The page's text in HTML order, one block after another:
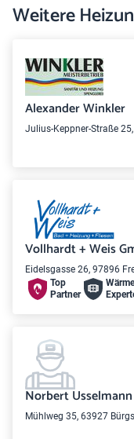
Weitere
Alexander Winkler
Julius-Keppner-Straße
Vollhardt + Weis
Eidelsgasse 26, 97896
Top
Partner
Norbert Usselmann
Mühlweg 35, 63927